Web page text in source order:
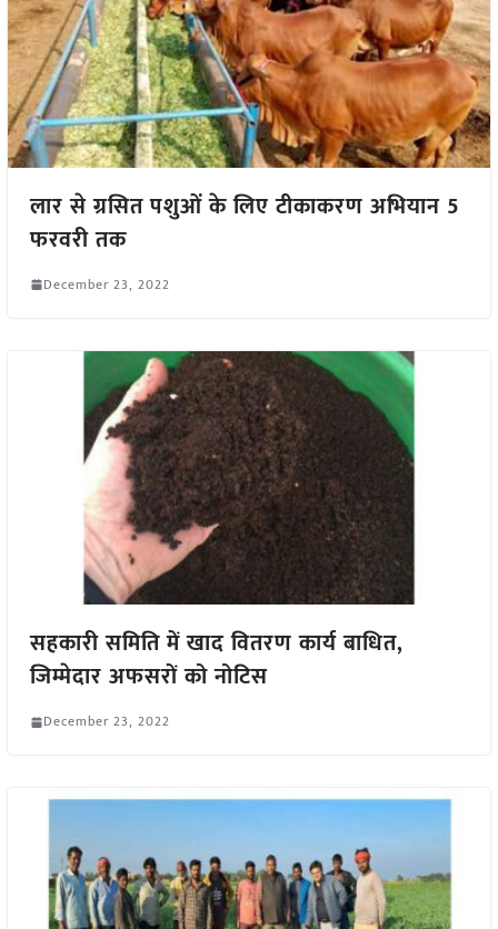
लार से ग्रसित पशुओं के लिए टीकाकरण अभियान 5
फरवरी तक
December 23, 2022
सहकारी समिति में खाद वितरण कार्य बाधित,
जिम्मेदार अफसरों को नोटिस
December 23, 2022